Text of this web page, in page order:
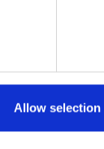
Allow selection